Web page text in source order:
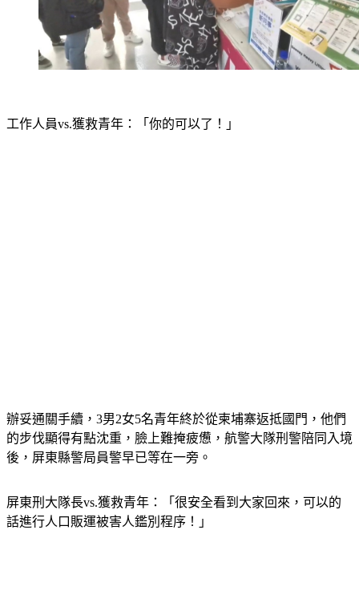
工作人員vs.獲救青年：「你的可以了！」
辦妥通關手續，3男2女5名青年終於從柬埔寨返抵國門，他們
的步伐顯得有點沈重，臉上難掩疲憊，航警大隊刑警陪同入境
後，屏東縣警局員警早已等在一旁。
屏東刑大隊長vs.獲救青年：「很安全看到大家回來，可以的
話進行人口販運被害人鑑別程序！」